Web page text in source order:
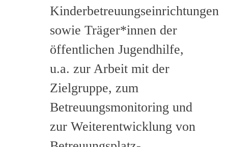
Kinderbetreuungseinrichtungen
sowie Träger*innen der
öffentlichen Jugendhilfe,
u.a. zur Arbeit mit der
Zielgruppe, zum
Betreuungsmonitoring und
zur Weiterentwicklung von